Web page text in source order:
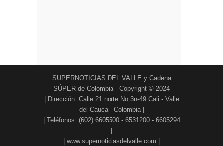
SUPERNOTICIAS DEL VALLE y Cadena
SÚPER de Colombia - Copyright © 2024
| Dirección: Calle 21 norte No.3n-49 Cali - Valle
del Cauca - Colombia |
| Teléfonos: (602) 6605500 - 6531200 - 6605294
| www.supernoticiasdelvalle.com |